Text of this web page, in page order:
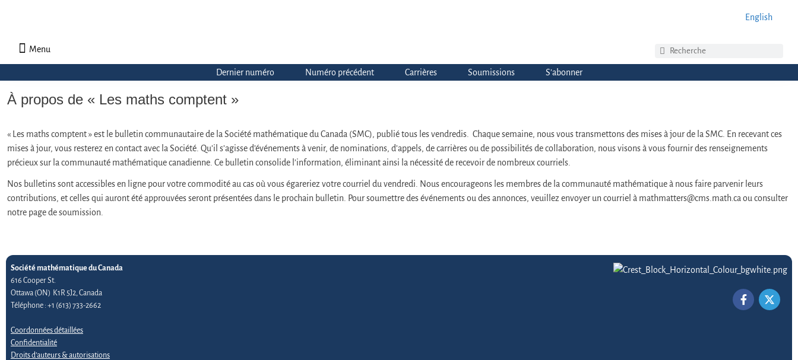
Menu
English
Dernier numéro Numéro précédent Carrières Soumissions S’abonner
À propos de « Les maths comptent »
« Les maths comptent » est le bulletin communautaire de la Société mathématique du Canada (SMC), publié tous les vendredis. Chaque semaine, nous vous transmettons des mises à jour de la SMC. En recevant ces
mises à jour, vous resterez en contact avec la Société. Qu’il s’agisse d’événements à venir, de nominations, d’appels, de carrières ou de possibilités de collaboration, nous visons à vous fournir des renseignements
précieux sur la communauté mathématique canadienne. Ce bulletin consolide l’information, éliminant ainsi la nécessité de recevoir de nombreux courriels.
Nos bulletins sont accessibles en ligne pour votre commodité au cas où vous égareriez votre courriel du vendredi. Nous encourageons les membres de la communauté mathématique à nous faire parvenir leurs
contributions, et celles qui auront été approuvées seront présentées dans le prochain bulletin. Pour soumettre des événements ou des annonces, veuillez envoyer un courriel à mathmatters@cms.math.ca ou consulter
notre page de soumission.
Société mathématique du Canada
616 Cooper St.
Ottawa (ON) K1R 5J2, Canada
Téléphone : +1 (613) 733-2662
Coordonnées détaillées
Confidentialité
Droits d’auteurs & autorisations